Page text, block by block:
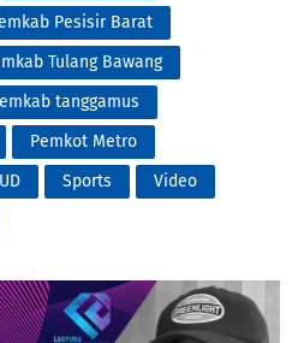
Pesisir Barat
Tulang Bawang
tanggamus
Pemkot Metro
Sports
Video